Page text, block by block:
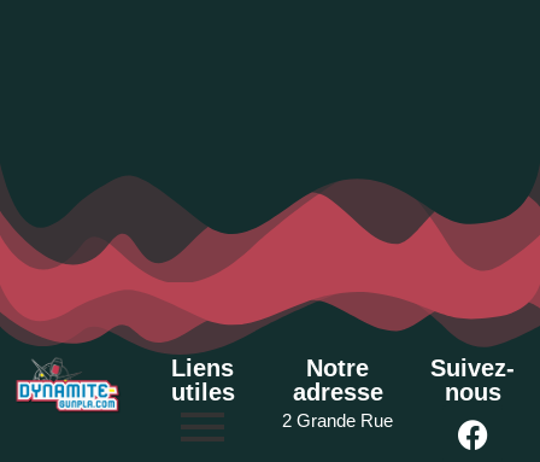
Liens
utiles
Notre
adresse
2 Grande Rue
Suivez-
nous